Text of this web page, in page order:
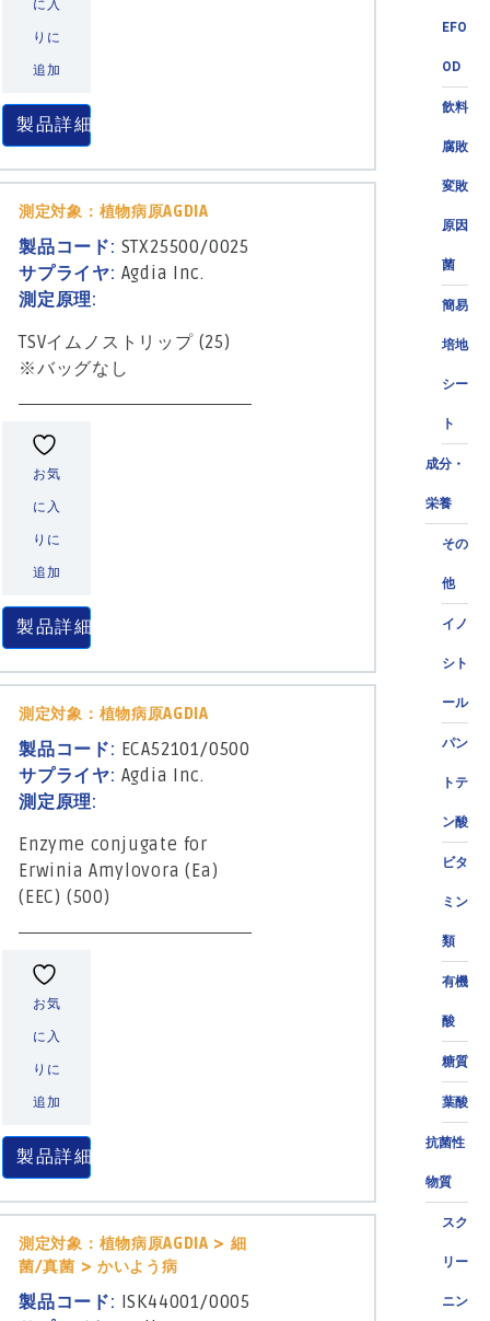
EFO
OD
飲料
腐敗
変敗
原因
菌
簡易
培地
シー
ト
成分・
栄養
その
他
イノ
シト
ール
パン
トテ
ン酸
ビタ
ミン
類
有機
酸
糖質
葉酸
抗菌性
物質
スク
リー
ニン
に入
りに
追加
製品詳細
測定対象：植物病原AGDIA
製品コード: STX25500/0025
サプライヤ: Agdia Inc.
測定原理:
TSVイムノストリップ (25)
※バッグなし
お気
に入
りに
追加
製品詳細
測定対象：植物病原AGDIA
製品コード: ECA52101/0500
サプライヤ: Agdia Inc.
測定原理:
Enzyme conjugate for
Erwinia Amylovora (Ea)
(EEC) (500)
お気
に入
りに
追加
製品詳細
測定対象：植物病原AGDIA > 細
菌/真菌 > かいよう病
製品コード: ISK44001/0005